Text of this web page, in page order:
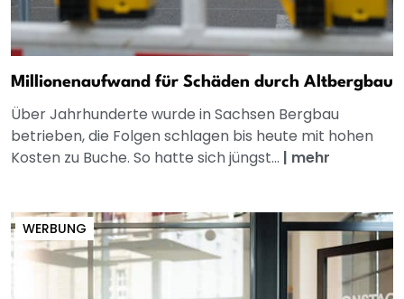
Millionenaufwand für Schäden durch Altbergbau
Über Jahrhunderte wurde in Sachsen Bergbau
betrieben, die Folgen schlagen bis heute mit hohen
Kosten zu Buche. So hatte sich jüngst... | mehr
WERBUNG